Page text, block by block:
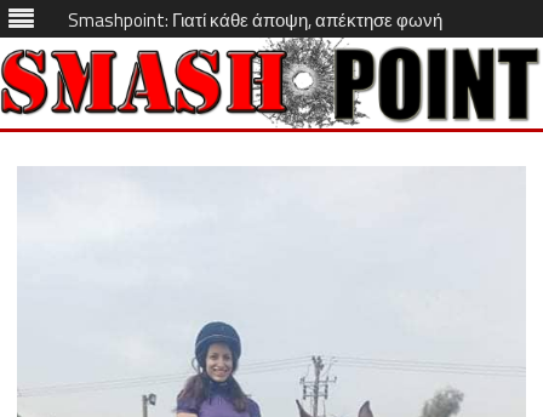
Smashpoint: Γιατί κάθε άποψη, απέκτησε φωνή
Skip